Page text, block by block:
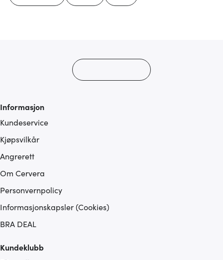
Informasjon
Kundeservice
Kjøpsvilkår
Angrerett
Om Cervera
Personvernpolicy
Informasjonskapsler (Cookies)
BRA DEAL
Kundeklubb